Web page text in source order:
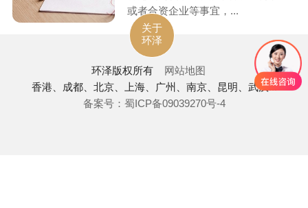
或者合资企业等事宜，...
关于
环泽
环泽版权所有
网站地图
香港、成都、北京、上海、广州、南京、昆明、武汉...
备案号：蜀ICP备09039270号-4